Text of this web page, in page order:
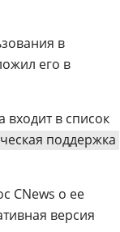
в
его в
входит в список
поддержка
CNews о ее
версия